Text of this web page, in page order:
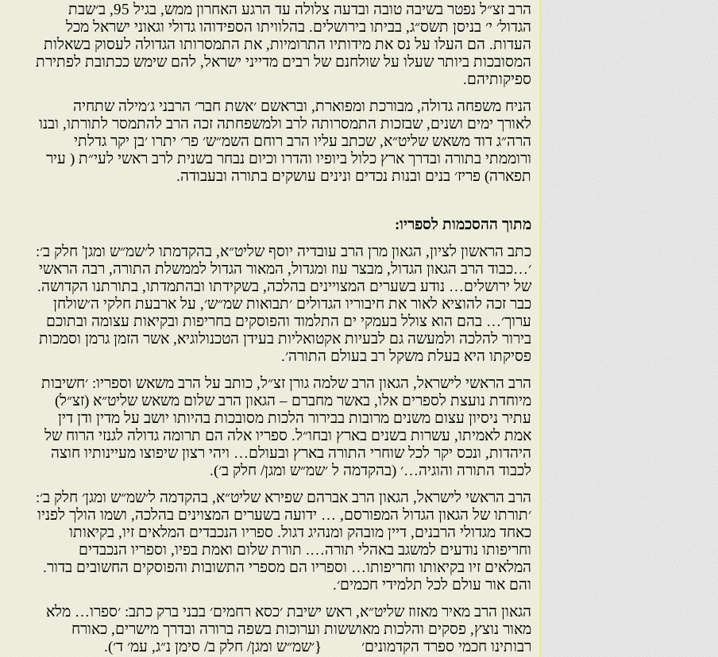
הרב זצ״ל נפטר בשיבה טובה ובדעה צלולה עד הרגע האחרון ממש, בגיל 95, ב׳שבת
הגדול׳ י׳ בניסן תשס״ג, בביתו בירושלים. בהלוויתו הספידוהו גדולי וגאוני ישראל מכל
העדות. הם העלו על נס את מידותיו התרומיות, את התמסרותו הגדולה לעסוק בשאלות
המסובכות ביותר שעלו על שולחנם של רבים מדייני ישראל, להם שימש ככתובת לפתירת
ספיקותיהם.
הניח משפחה גדולה, מבורכת ומפוארת, ובראשם ׳אשת חבר׳ הרבני ג׳מילה שתחיה
לאורך ימים ושנים, שבזכות התמסרותה לרב ולמשפחתה זכה הרב להתמסר לתורתו, ובנו
הרה״ג דוד משאש שליט״א, שכתב עליו הרב רוחם השמ״ש׳ פר׳ יתרו ׳בן יקר גדלתי
ורוממתי בתורה ובדרך ארץ כלול ביופיו והדרו וכיום נבחר בשנית לרב ראשי לעי״ת ( עיר
תפארה) פריז׳ בנים ובנות נכדים ונינים עושקים בתורה ובעבודה.
מתוך ההסכמות לספריו:
כתב הראשון לציון, הגאון מרן הרב עובדיה יוסף שליט״א, בהקדמתו ל׳שמ״ש ומגן' חלק ב׳:
׳…כבוד הרב הגאון הגדול, מבצר עוז ומגדול, המאור הגדול לממשלת התורה, רבה הראשי
של ירושלים… נודע בשערים המצויינים בהלכה, בשקידתו ובהתמדתו, בתורתנו הקדושה.
כבר זכה להוציא לאור את חיבוריו הגדולים ׳תבואות שמ״ש׳, על ארבעת חלקי ה׳שולחן
ערוך׳… בהם הוא צולל בעמקי ים התלמוד והפוסקים בחריפות ובקיאות עצומה ובתוכם
בירור להלכה ולמעשה גם לבעיות אקטואליות בעידן הטכנולוגיא, אשר הזמן גרמן וסמכות
פסיקתו היא בעלת משקל רב בעולם התורה׳.
הרב הראשי לישראל, הגאון הרב שלמה גורן זצ״ל, כותב על הרב משאש וספריו: ׳חשיבות
מיוחדת נועצת לספרים אלו, באשר מחברם – הגאון הרב שלום משאש שליט״א (זצ״ל)
עתיר ניסיון עצום משנים מרובות בבירור הלכות מסובכות בהיותו יושב על מדין ודן דין
אמת לאמיתו, עשרות בשנים בארץ ובחו״ל. ספריו אלה הם תרומה גדולה לגנזי הרוח של
היהדות, ונכס יקר לכל שוחרי התורה בארץ ובעולם… ויהי רצון שיפוצו מעיינותיו חוצה
לכבוד התורה והוגיה…׳ (בהקדמה ל ׳שמ״ש ומגן/ חלק ב׳).
הרב הראשי לישראל, הגאון הרב אברהם שפירא שליט״א, בהקדמה ל׳שמ״ש ומגן׳ חלק ב׳:
׳תורתו של הגאון הגדול המפורסם, … ידועה בשערים המצוינים בהלכה, ושמו הולך לפניו
כאחד מגדולי הרבנים, דיין מובהק ומנהיג דגול. ספריו הנכבדים המלאים זיו, בקיאותו
וחריפותו נודעים למשגב באהלי תורה…. תורת שלום ואמת בפיו, וספריו הנכבדים
המלאים זיו בקיאותו וחריפותו… וספריו הם מספרי התשובות והפוסקים החשובים בדור.
והם אור עולם לכל תלמידי חכמים׳.
הגאון הרב מאיר מאזוז שליט״א, ראש ישיבת ׳כסא רחמים׳ בבני ברק כתב: ׳ספרו… מלא
מאור נוצץ, פסקים והלכות מאוששות וערוכות בשפה ברורה ובדרך מישרים, כאורח
רבותינו חכמי ספרד הקדמונים׳ {׳שמ״ש ומגן/ חלק ב/ סימן נ״ג, עמ׳ ד׳).